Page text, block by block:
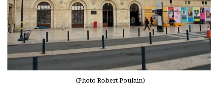
(Photo Robert Poulain)